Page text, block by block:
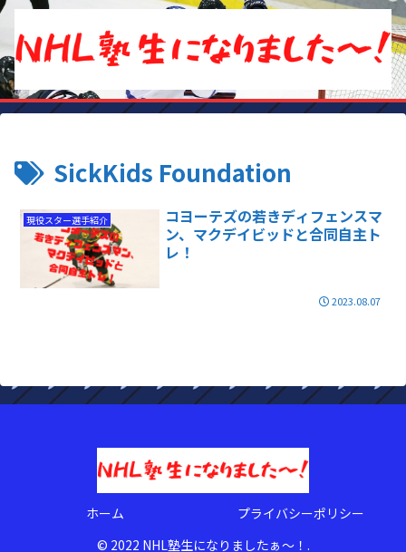
SickKids Foundation
現役スター選手紹介
コヨーテズの若きディフェンスマ
ン、マクデイビッドと合同自主ト
レ！
2023.08.07
ホーム
プライバシーポリシー
© 2022 NHL塾生になりましたぁ〜！.